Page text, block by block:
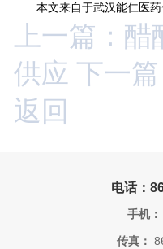
本文来自于武汉能仁医药
上一篇：
供应 下一
返回
电话：
手机：
传真：